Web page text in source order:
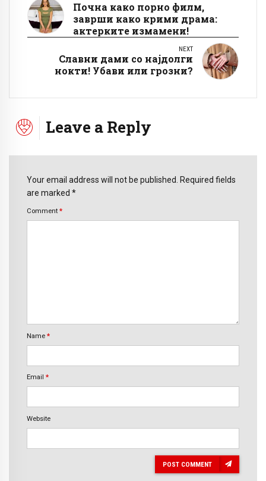
Почна како порно филм,
заврши како крими драма:
актерките измамени!
NEXT
Славни дами со најдолги
нокти! Убави или грозни?
Leave a Reply
Your email address will not be published. Required fields
are marked *
Comment *
Name *
Email *
Website
POST COMMENT